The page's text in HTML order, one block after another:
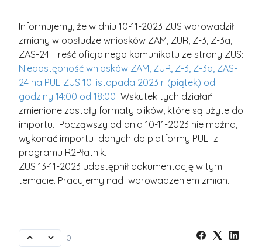
Informujemy, że w dniu 10-11-2023 ZUS wprowadził
zmiany w obsłudze wniosków ZAM, ZUR, Z-3, Z-3a,
ZAS-24. Treść oficjalnego komunikatu ze strony ZUS:
Niedostępność wniosków ZAM, ZUR, Z-3, Z-3a, ZAS-
24 na PUE ZUS 10 listopada 2023 r. (piątek) od
godziny 14:00 od 18:00 Wskutek tych działań
zmienione zostały formaty plików, które są użyte do
importu. Począwszy od dnia 10-11-2023 nie można,
wykonać importu danych do platformy PUE z
programu R2Płatnik.
ZUS 13-11-2023 udostępnił dokumentację w tym
temacie. Pracujemy nad wprowadzeniem zmian.
0